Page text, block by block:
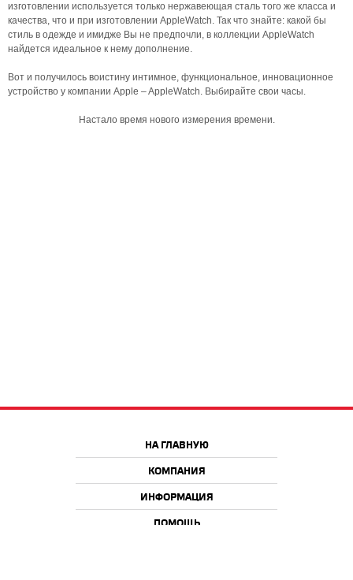
изготовлении используется только нержавеющая сталь того же класса и
качества, что и при изготовлении AppleWatch. Так что знайте: какой бы
стиль в одежде и имидже Вы не предпочли, в коллекции AppleWatch
найдется идеальное к нему дополнение.
Вот и получилось воистину интимное, функциональное, инновационное
устройство у компании Apple – AppleWatch. Выбирайте свои часы.
Настало время нового измерения времени.
НА ГЛАВНУЮ
КОМПАНИЯ
ИНФОРМАЦИЯ
ПОМОЩЬ